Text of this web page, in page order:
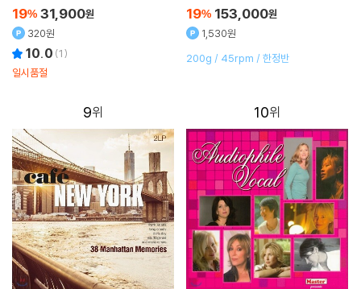
19% 31,900원
320원
10.0 (1)
일시품절
19% 153,000원
1,530원
200g / 45rpm / 한정반
9 10